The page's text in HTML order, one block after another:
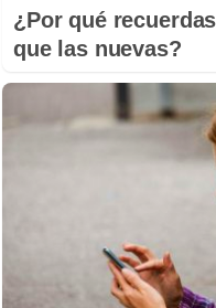
¿Por qué
que las nuevas?